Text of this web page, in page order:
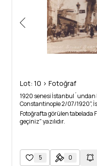
Lot: 10 > Fotoğraf
1920 senesi İstanbul´undan
Constantinople 2/07/1920",
Fotoğrafta görülen tabelada
geçiniz" yazılıdır.
5 0